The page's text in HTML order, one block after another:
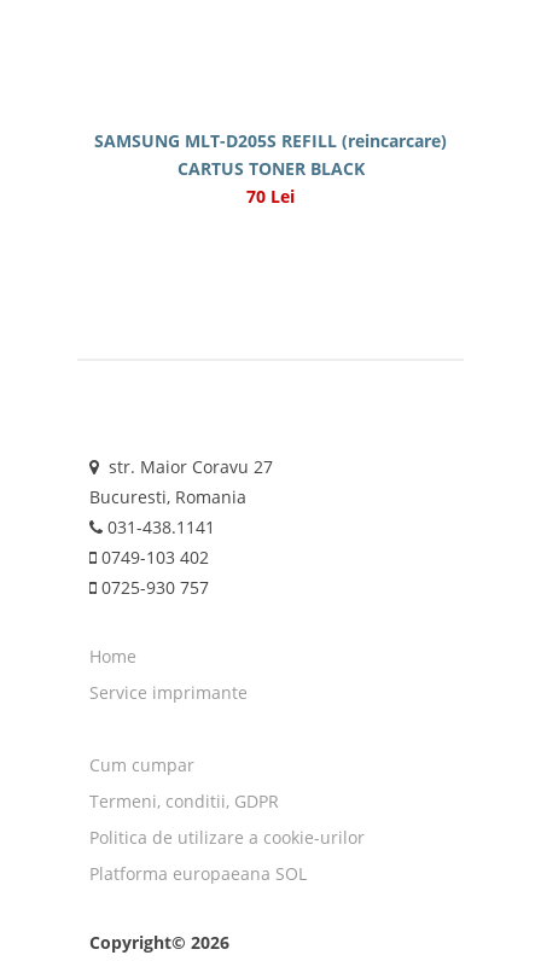
SAMSUNG MLT-D205S REFILL (reincarcare)
CARTUS TONER BLACK
70 Lei
str. Maior Coravu 27
Bucuresti, Romania
031-438.1141
0749-103 402
0725-930 757
Home
Service imprimante
Cum cumpar
Termeni, conditii, GDPR
Politica de utilizare a cookie-urilor
Platforma europaeana SOL
Copyright© 2026